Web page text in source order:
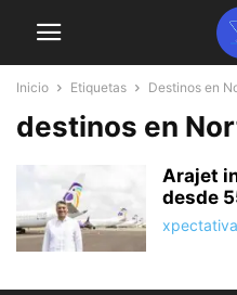
Inicio Etiquetas Destinos en
destinos en
Arajet
desde